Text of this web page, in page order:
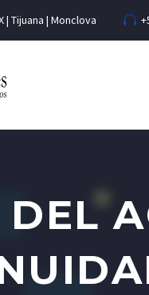
| Tijuana | Monclova